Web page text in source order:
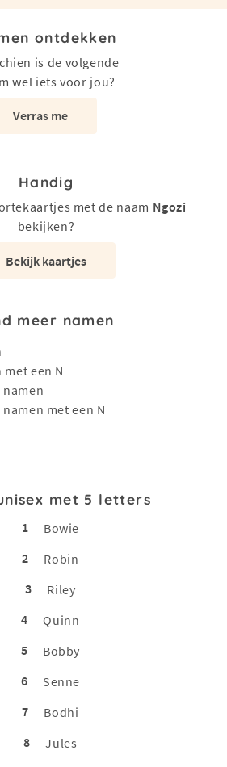
ontdekken
is de volgende
wel iets voor jou?
Verras me
Handig
met de naam Ngozi
bekijken?
Bekijk kaartjes
meer namen
een N
met een N
met 5 letters
1
Bowie
2
Robin
3
Riley
4
Quinn
5
Bobby
6
Senne
7
Bodhi
8
Jules